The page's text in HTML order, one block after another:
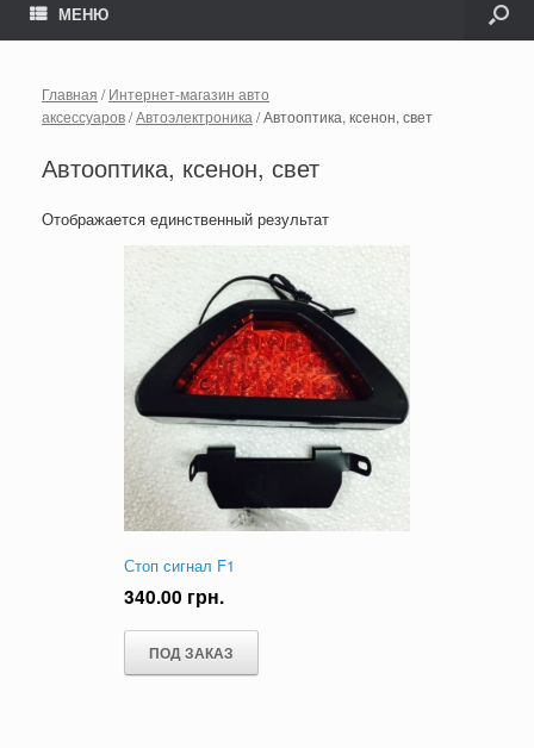
МЕНЮ
Главная /Интернет-магазин авто
аксессуаров/Автоэлектроника / Автооптика, ксенон, свет
Автооптика, ксенон, свет
Отображается единственный результат
Стоп сигнал F1
340.00 грн.
ПОД ЗАКАЗ